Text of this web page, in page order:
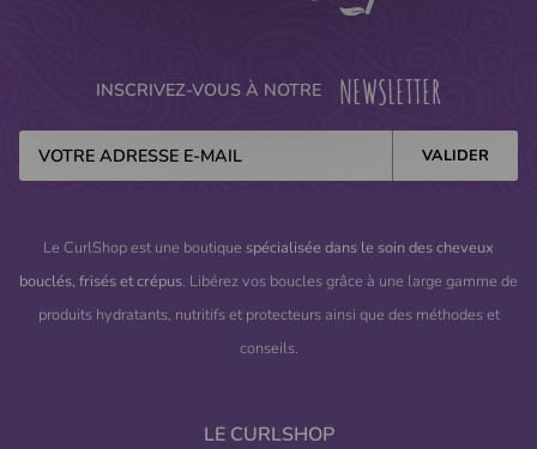
INSCRIVEZ-VOUS À NOTRE NEWSLETTER
Le CurlShop est une boutique spécialisée dans le soin des cheveux
bouclés, frisés et crépus. Libérez vos boucles grâce à une large gamme de
produits hydratants, nutritifs et protecteurs ainsi que des méthodes et
conseils.
LE CURLSHOP